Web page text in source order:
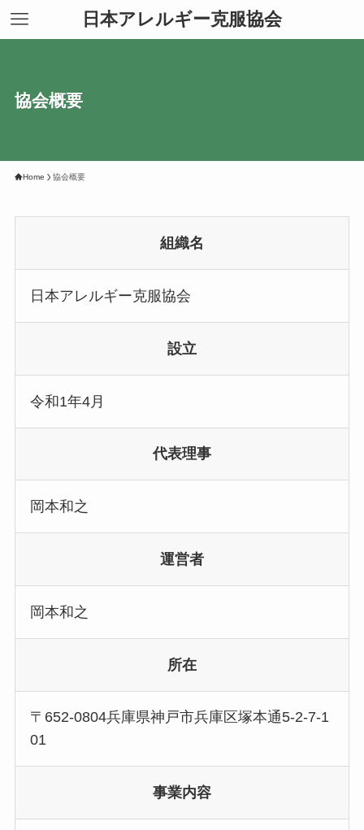
日本アレルギー克服協会
協会概要
Home 協会概要
組織名
日本アレルギー克服協会
設立
令和1年4月
代表理事
岡本和之
運営者
岡本和之
所在
〒652-0804兵庫県神戸市兵庫区塚本通5-2-7-1
01
事業内容